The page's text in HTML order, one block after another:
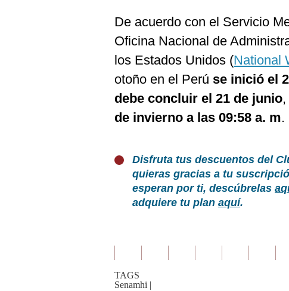
De acuerdo con el Servicio
Oficina Nacional de
los Estados Unidos (National
otoño en el Perú se inició el
debe concluir el 21 de junio
de invierno a las 09:58 a. m.
Disfruta tus descuentos del
quieras gracias a tu
esperan por ti, descúbrelas
adquiere tu plan aquí.
TAGS
Senamhi |